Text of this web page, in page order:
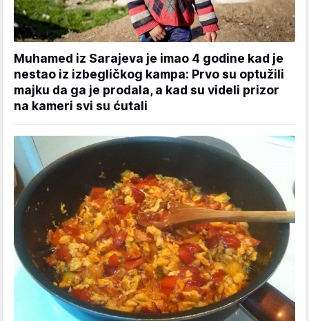
Muhamed iz Sarajeva je imao 4 godine kad je
nestao iz izbegličkog kampa: Prvo su optužili
majku da ga je prodala, a kad su videli prizor
na kameri svi su ćutali